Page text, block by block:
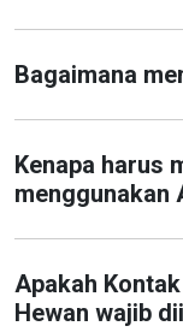
Bagaimana
Kenapa harus
menggunakan
Apakah
Hewan wajib